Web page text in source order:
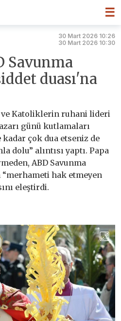
☰
30 Mart 2026 10:26
30 Mart 2026 10:30
Savunma
duası'na
ve Katoliklerin ruhani lideri
günü kutlamaları
kadar çok dua etseniz de
dolu” alıntısı yaptı. Papa
ABD Savunma
“merhameti hak etmeyen
eleştirdi.